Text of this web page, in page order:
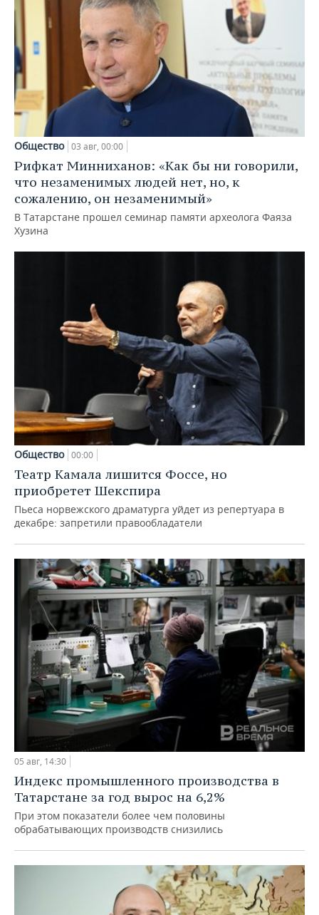
Общество 03 авг, 00:00
Рифкат Минниханов: «Как бы ни говорили,
что незаменимых людей нет, но, к
сожалению, он незаменимый»
В Татарстане прошел семинар памяти археолога Фаяза
Хузина
Общество 00:00
Театр Камала лишится Фоссе, но
приобретет Шекспира
Пьеса норвежского драматурга уйдет из репертуара в
декабре: запретили правообладатели
05 авг, 14:30
Индекс промышленного производства в
Татарстане за год вырос на 6,2%
При этом показатели более чем половины
обрабатывающих производств снизились